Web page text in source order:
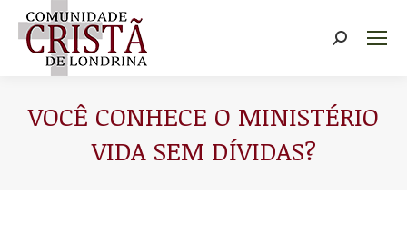
Buscar
VOCÊ CONHECE O MINISTÉRIO
VIDA SEM DÍVIDAS?